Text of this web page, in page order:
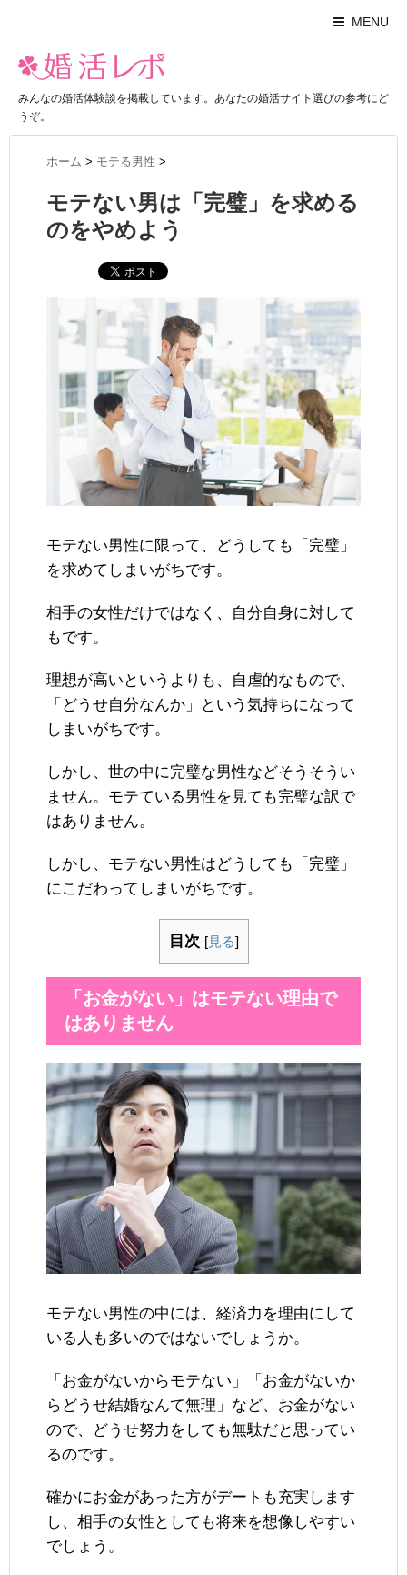
MENU
みんなの婚活体験談を掲載しています。あなたの婚活サイト選びの参考にど
うぞ。
ホーム > モテる男性 >
モテない男は「完璧」を求める
のをやめよう
モテない男性に限って、どうしても「完璧」
を求めてしまいがちです。
相手の女性だけではなく、自分自身に対して
もです。
理想が高いというよりも、自虐的なもので、
「どうせ自分なんか」という気持ちになって
しまいがちです。
しかし、世の中に完璧な男性などそうそうい
ません。モテている男性を見ても完璧な訳で
はありません。
しかし、モテない男性はどうしても「完璧」
にこだわってしまいがちです。
目次 [見る]
「お金がない」はモテない理由で
はありません
モテない男性の中には、経済力を理由にして
いる人も多いのではないでしょうか。
「お金がないからモテない」「お金がないか
らどうせ結婚なんて無理」など、お金がない
ので、どうせ努力をしても無駄だと思ってい
るのです。
確かにお金があった方がデートも充実します
し、相手の女性としても将来を想像しやすい
でしょう。